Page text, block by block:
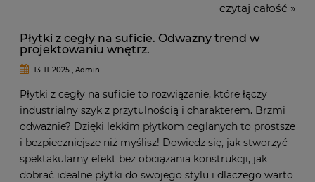
czytaj całość »
Płytki z cegły na suficie. Odważny trend w
projektowaniu wnętrz.
13-11-2025 , Admin
Płytki z cegły na suficie to rozwiązanie, które łączy
industrialny szyk z przytulnością i charakterem. Brzmi
odważnie? Dzięki lekkim płytkom ceglanych to prostsze
i bezpieczniejsze niż myślisz! Dowiedz się, jak stworzyć
spektakularny efekt bez obciążania konstrukcji, jak
dobrać idealne płytki do swojego stylu i dlaczego warto